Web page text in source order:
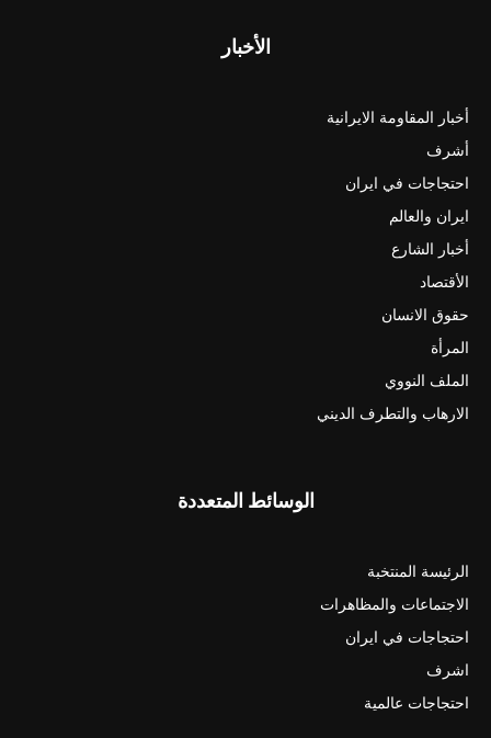
الأخبار
أخبار المقاومة الايرانية
أشرف
احتجاجات في ايران
ايران والعالم
أخبار الشارع
الأقتصاد
حقوق الانسان
المرأة
الملف النووي
الارهاب والتطرف الديني
الوسائط المتعددة
الرئيسة المنتخبة
الاجتماعات والمظاهرات
احتجاجات في ايران
اشرف
احتجاجات عالمية